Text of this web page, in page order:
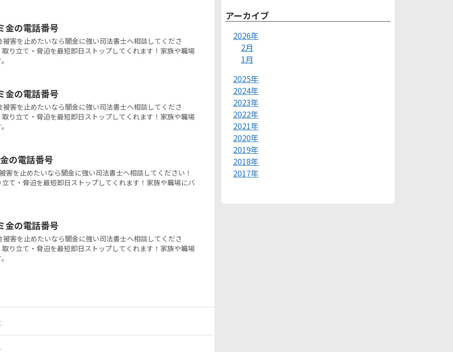
の電話番号
害を止めたいなら闇金に強い司法書士へ相談してくださ
り立て・脅迫を最短即日ストップしてくれます！家族や職場
の電話番号
害を止めたいなら闇金に強い司法書士へ相談してくださ
り立て・脅迫を最短即日ストップしてくれます！家族や職場
の電話番号
を止めたいなら闇金に強い司法書士へ相談してください！
て・脅迫を最短即日ストップしてくれます！家族や職場にバ
の電話番号
害を止めたいなら闇金に強い司法書士へ相談してくださ
り立て・脅迫を最短即日ストップしてくれます！家族や職場
アーカイブ
2026年
2月
1月
2025年
2024年
2023年
2022年
2021年
2020年
2019年
2018年
2017年